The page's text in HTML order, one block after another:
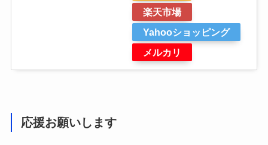
楽天市場
Yahooショッピング
メルカリ
応援お願いします